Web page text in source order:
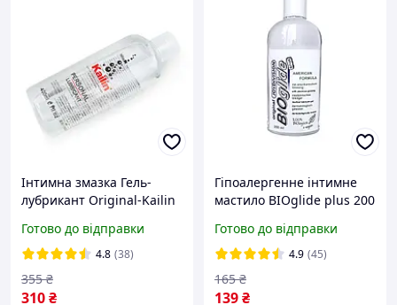
Інтимна змазка Гель-
лубрикант Original-Kailin
лубрикант
Готово до відправки
4.8 (38)
310₴
355 ₴
Гіпоалергенне інтимне
мастило BIOglide plus 200
гель-змазка для сексу as
Egzo
Готово до відправки
4.9 (45)
139₴
165 ₴